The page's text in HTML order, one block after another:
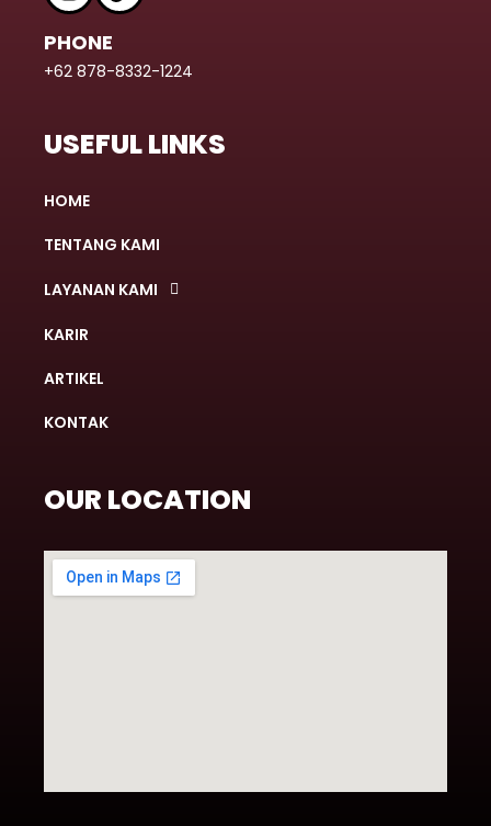
PHONE
+62 878-8332-1224
USEFUL LINKS
HOME
TENTANG KAMI
LAYANAN KAMI
KARIR
ARTIKEL
KONTAK
OUR LOCATION